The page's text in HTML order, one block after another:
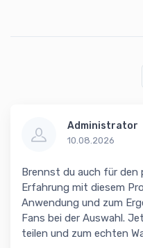
Administrator
10.08.2026
Brennst du auch für den
Erfahrung mit diesem
Anwendung und zum
Fans bei der Auswahl.
teilen und zum echten